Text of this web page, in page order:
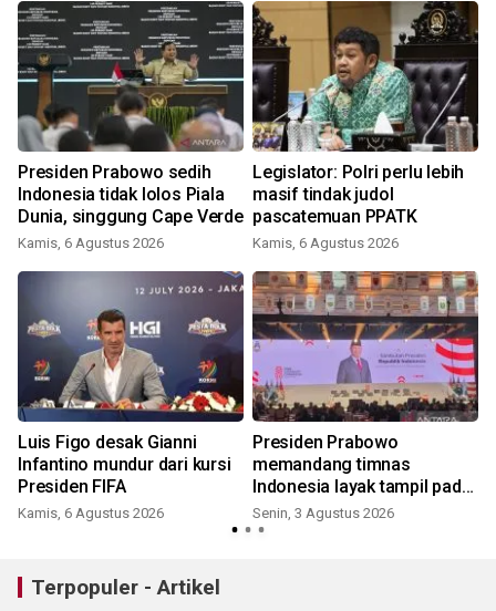
Presiden Prabowo sedih
Indonesia tidak lolos Piala
Dunia, singgung Cape Verde
Kamis, 6 Agustus 2026
Legislator: Polri perlu lebih
masif tindak judol
pascatemuan PPATK
Kamis, 6 Agustus 2026
Luis Figo desak Gianni
Infantino mundur dari kursi
Presiden FIFA
Kamis, 6 Agustus 2026
Presiden Prabowo
memandang timnas
Indonesia layak tampil pada
Piala Dunia 2030
Senin, 3 Agustus 2026
Terpopuler - Artikel